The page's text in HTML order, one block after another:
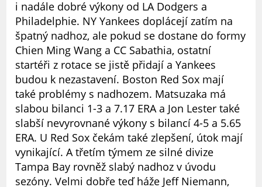
i nadále dobré výkony od LA Dodgers a
Philadelphie. NY Yankees doplácejí zatím na
špatný nadhoz, ale pokud se dostane do formy
Chien Ming Wang a CC Sabathia, ostatní
startéři z rotace se jistě přidají a Yankees
budou k nezastavení. Boston Red Sox mají
také problémy s nadhozem. Matsuzaka má
slabou bilanci 1-3 a 7.17 ERA a Jon Lester také
slabší nevyrovnané výkony s bilancí 4-5 a 5.65
ERA. U Red Sox čekám také zlepšení, útok mají
vynikající. A třetím týmem ze silné divize
Tampa Bay rovněž slabý nadhoz v úvodu
sezóny. Velmi dobře teď háže Jeff Niemann,